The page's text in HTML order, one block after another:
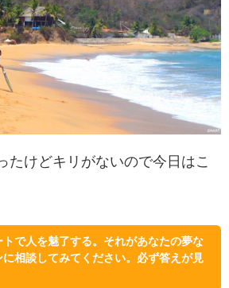
たけどキリがないので今日はこ
で人を魅了する。それがあなたの夢な
に相談してみてください。必ず答えが見